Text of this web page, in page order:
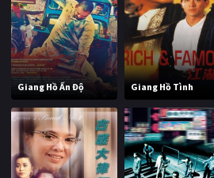
Giang Hồ Ấn Độ Giang Hồ Tình